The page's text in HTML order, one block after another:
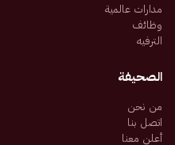
مدارات عالمية
وظائف
الترفيه
الصحيفة
من نحن
اتصل بنا
أعلن معنا